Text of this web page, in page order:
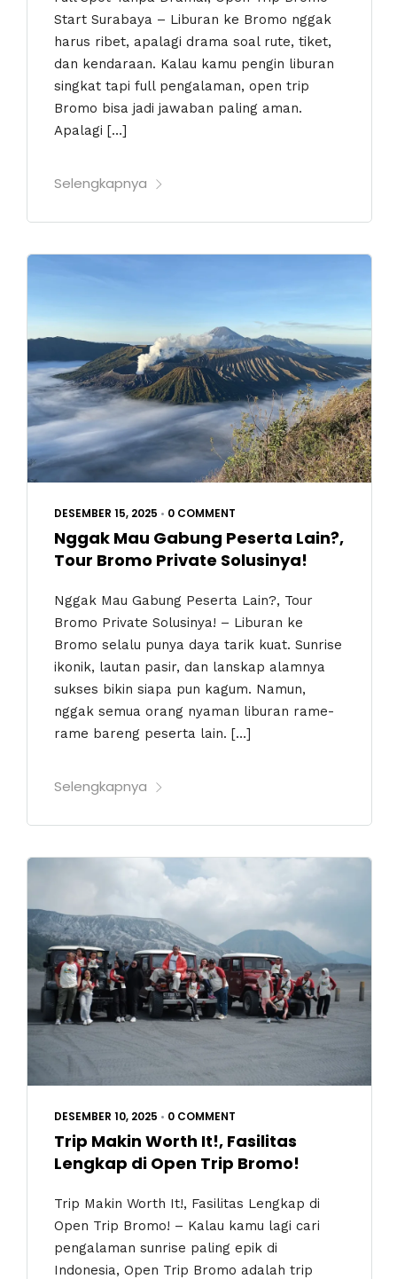
Start Surabaya – Liburan ke Bromo nggak
harus ribet, apalagi drama soal rute, tiket,
dan kendaraan. Kalau kamu pengin liburan
singkat tapi full pengalaman, open trip
Bromo bisa jadi jawaban paling aman.
Apalagi […]
Selengkapnya
DESEMBER 15, 2025 • 0 COMMENT
Nggak Mau Gabung Peserta Lain?,
Tour Bromo Private Solusinya!
Nggak Mau Gabung Peserta Lain?, Tour
Bromo Private Solusinya! – Liburan ke
Bromo selalu punya daya tarik kuat. Sunrise
ikonik, lautan pasir, dan lanskap alamnya
sukses bikin siapa pun kagum. Namun,
nggak semua orang nyaman liburan rame-
rame bareng peserta lain. […]
Selengkapnya
DESEMBER 10, 2025 • 0 COMMENT
Trip Makin Worth It!, Fasilitas
Lengkap di Open Trip Bromo!
Trip Makin Worth It!, Fasilitas Lengkap di
Open Trip Bromo! – Kalau kamu lagi cari
pengalaman sunrise paling epik di
Indonesia, Open Trip Bromo adalah trip